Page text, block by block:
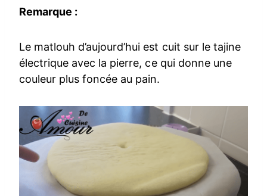
Remarque :
Le matlouh d’aujourd’hui est cuit sur le tajine
électrique avec la pierre, ce qui donne une
couleur plus foncée au pain.